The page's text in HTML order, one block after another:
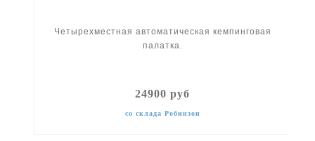
Четырехместная автоматическая кемпинговая
палатка.
24900 руб
со склада Робинзон